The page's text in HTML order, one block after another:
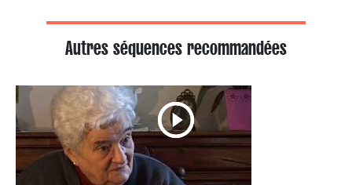
Autres séquences recommandées